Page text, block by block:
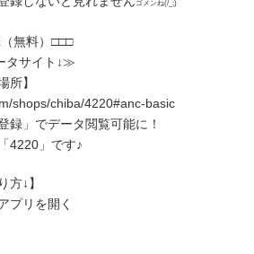
ゴメンね(/_;)
無料）□□□
タサイト↓≫
所】
shops/chiba/4220#anc-basic
録」でデータ閲覧可能に！
4220」です♪
方↓】
プリを開く